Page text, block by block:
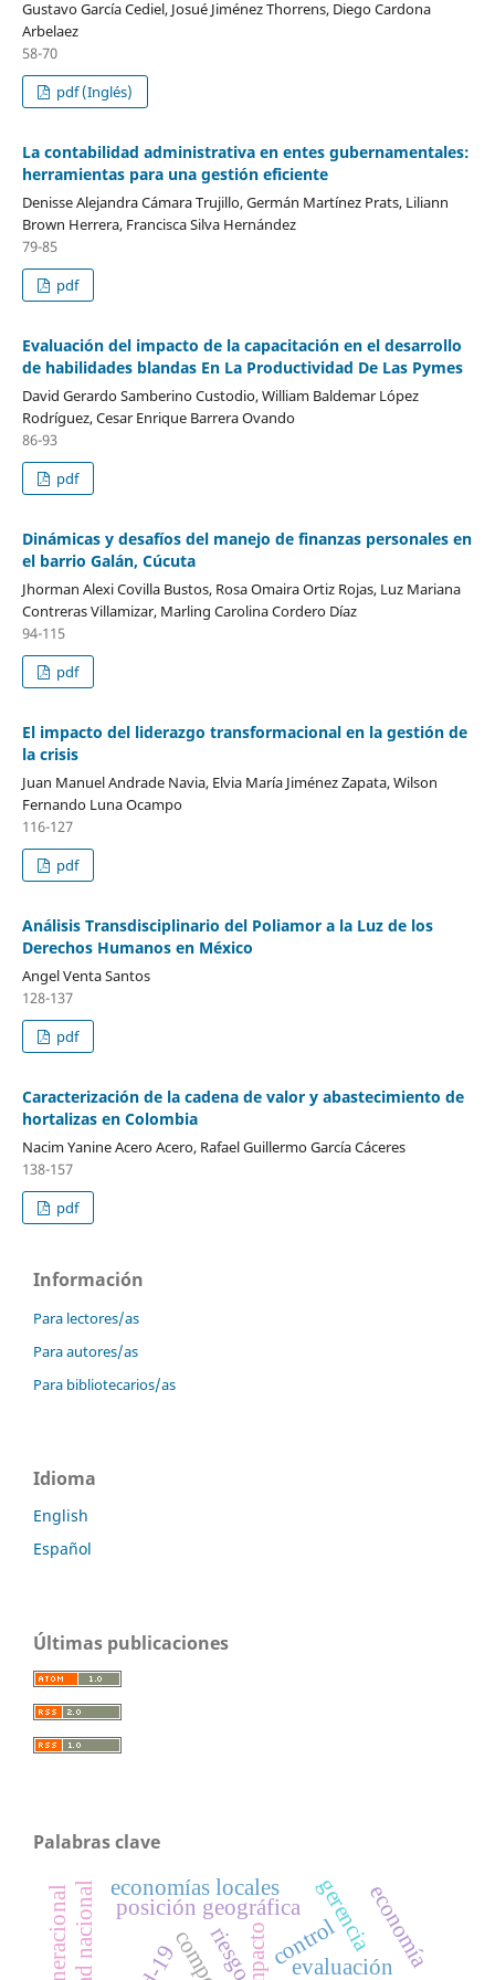
Gustavo García Cediel, Josué Jiménez Thorrens, Diego Cardona
Arbelaez
58-70
pdf (Inglés)
La contabilidad administrativa en entes gubernamentales:
herramientas para una gestión eficiente
Denisse Alejandra Cámara Trujillo, Germán Martínez Prats, Liliann
Brown Herrera, Francisca Silva Hernández
79-85
pdf
Evaluación del impacto de la capacitación en el desarrollo
de habilidades blandas En La Productividad De Las Pymes
David Gerardo Samberino Custodio, William Baldemar López
Rodríguez, Cesar Enrique Barrera Ovando
86-93
pdf
Dinámicas y desafíos del manejo de finanzas personales en
el barrio Galán, Cúcuta
Jhorman Alexi Covilla Bustos, Rosa Omaira Ortiz Rojas, Luz Mariana
Contreras Villamizar, Marling Carolina Cordero Díaz
94-115
pdf
El impacto del liderazgo transformacional en la gestión de
la crisis
Juan Manuel Andrade Navia, Elvia María Jiménez Zapata, Wilson
Fernando Luna Ocampo
116-127
pdf
Análisis Transdisciplinario del Poliamor a la Luz de los
Derechos Humanos en México
Angel Venta Santos
128-137
pdf
Caracterización de la cadena de valor y abastecimiento de
hortalizas en Colombia
Nacim Yanine Acero Acero, Rafael Guillermo García Cáceres
138-157
pdf
Información
Para lectores/as
Para autores/as
Para bibliotecarios/as
Idioma
English
Español
Últimas publicaciones
Palabras clave
control
evaluación
posición geográfica economía
impacto
riesgo gerencia
economías locales